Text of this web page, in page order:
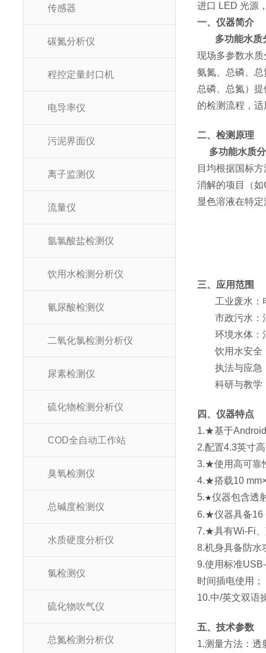
传感器
碳氮分析仪
程控定量封口机
电导率仪
污泥界面仪
离子监测仪
流量仪
氩氯酸盐检测仪
饮用水检测分析仪
氰尿酸检测仪
二氧化氯检测分析仪
尿素检测仪
硫化物检测分析仪
COD全自动工作站
臭氧检测仪
总碱度检测仪
水质硬度分析仪
氯检测仪
硫化物吹气仪
总氮检测分析仪
进口 LED 光源
一、仪器简介
多功能水质
现场多参数水
氨氮、总磷、
总磷、总氮）
的检测流程，
二、检测原理
多功能水质
目均根据国标
消解的项目（
显色溶液在特
三、应用范围
工业废水：
市政污水：
环境水体：
饮用水安全
执法与应急
科研与教学
四、仪器特点
1.★基于
2.配置4.3英寸
3.★使用高可靠
4.★搭载10
5.★仪器包含透
6.★仪器具备16
7.★具有Wi-Fi、
8.机身具备防水
9.使用标准
时间插电使用；
10.中/英文双语
五、技术参数
1.测量方法：透